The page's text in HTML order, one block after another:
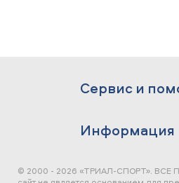
Сервис и
Информация
© 2000 - 2026 «ТРИАЛ-СПОРТ».